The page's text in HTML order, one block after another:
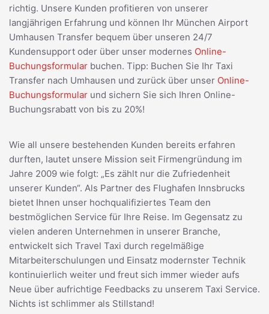
richtig. Unsere Kunden profitieren von unserer
langjährigen Erfahrung und können Ihr München Airport
Umhausen Transfer bequem über unseren 24/7
Kundensupport oder über unser modernes Online-
Buchungsformular buchen. Tipp: Buchen Sie Ihr Taxi
Transfer nach Umhausen und zurück über unser Online-
Buchungsformular und sichern Sie sich Ihren Online-
Buchungsrabatt von bis zu 20%!
Wie all unsere bestehenden Kunden bereits erfahren
durften, lautet unsere Mission seit Firmengründung im
Jahre 2009 wie folgt: „Es zählt nur die Zufriedenheit
unserer Kunden“. Als Partner des Flughafen Innsbrucks
bietet Ihnen unser hochqualifiziertes Team den
bestmöglichen Service für Ihre Reise. Im Gegensatz zu
vielen anderen Unternehmen in unserer Branche,
entwickelt sich Travel Taxi durch regelmäßige
Mitarbeiterschulungen und Einsatz modernster Technik
kontinuierlich weiter und freut sich immer wieder aufs
Neue über aufrichtige Feedbacks zu unserem Taxi Service.
Nichts ist schlimmer als Stillstand!